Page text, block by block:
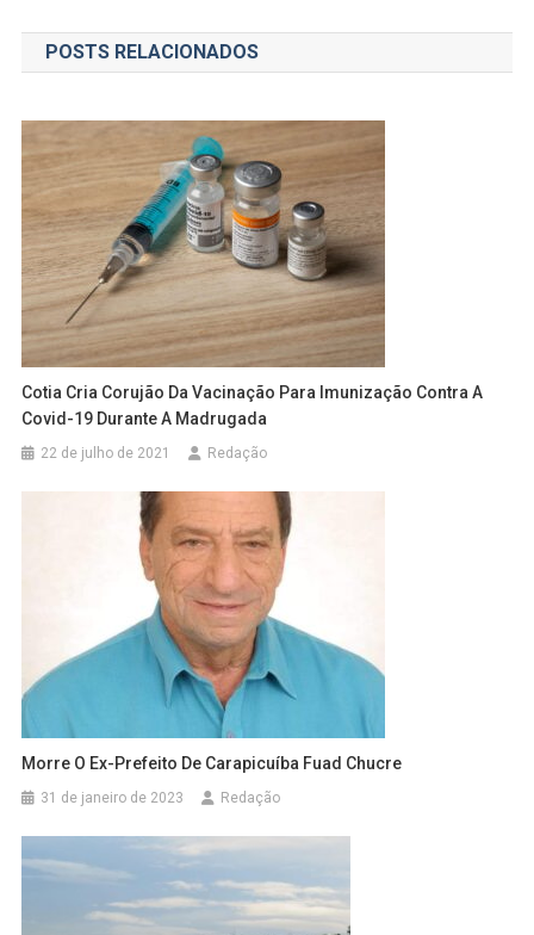
de
Post
POSTS RELACIONADOS
Cotia Cria Corujão Da Vacinação Para Imunização Contra A
Covid-19 Durante A Madrugada
22 de julho de 2021 Redação
Morre O Ex-Prefeito De Carapicuíba Fuad Chucre
31 de janeiro de 2023 Redação